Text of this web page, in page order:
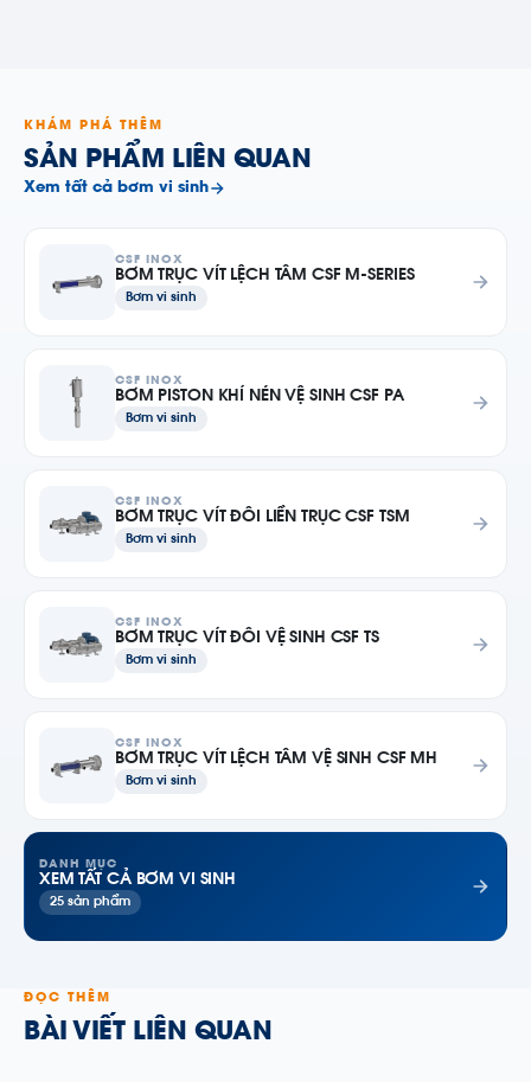
KHÁM PHÁ THÊM
SẢN PHẨM LIÊN QUAN
Xem tất cả bơm vi sinh
CSF INOX
BƠM TRỤC VÍT LỆCH TÂM CSF M-SERIES
Bơm vi sinh
CSF INOX
BƠM PISTON KHÍ NÉN VỆ SINH CSF PA
Bơm vi sinh
CSF INOX
BƠM TRỤC VÍT ĐÔI LIỀN TRỤC CSF TSM
Bơm vi sinh
CSF INOX
BƠM TRỤC VÍT ĐÔI VỆ SINH CSF TS
Bơm vi sinh
CSF INOX
BƠM TRỤC VÍT LỆCH TÂM VỆ SINH CSF MH
Bơm vi sinh
DANH MỤC
XEM TẤT CẢ BƠM VI SINH
25 sản phẩm
ĐỌC THÊM
BÀI VIẾT LIÊN QUAN